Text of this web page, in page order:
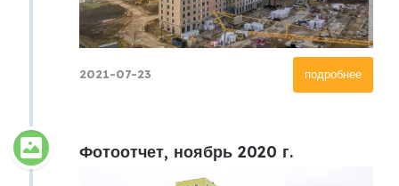
подробнее
2021-07-23
Фотоотчет, ноябрь 2020 г.